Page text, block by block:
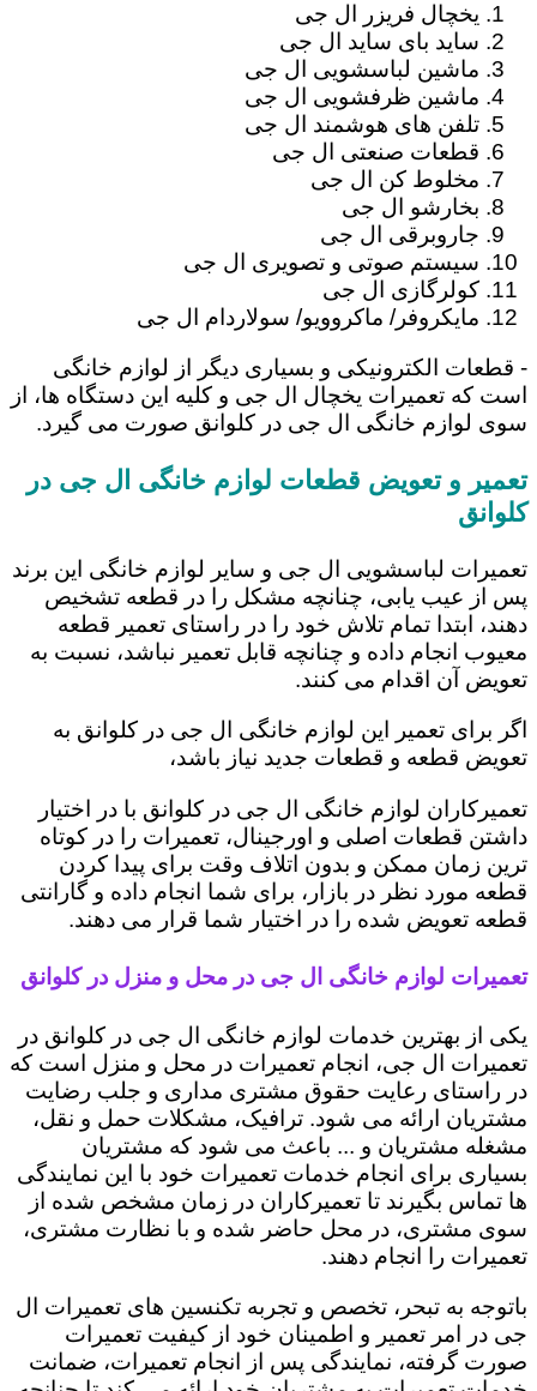
یخچال فریزر ال جی
ساید بای ساید ال جی
ماشین لباسشویی ال جی
ماشین ظرفشویی ال جی
تلفن های هوشمند ال جی
قطعات صنعتی ال جی
مخلوط کن ال جی
بخارشو ال جی
جاروبرقی ال جی
سیستم صوتی و تصویری ال جی
کولرگازی ال جی
مایکروفر/ ماکروویو/ سولاردام ال جی
- قطعات الکترونیکی و بسیاری دیگر از لوازم خانگی
است که تعمیرات یخچال ال جی و کلیه این دستگاه ها، از
سوی لوازم خانگی ال جی در کلوانق صورت می گیرد.
تعمیر و تعویض قطعات لوازم خانگی ال جی در
کلوانق
تعمیرات لباسشویی ال جی و سایر لوازم خانگی این برند
پس از عیب یابی، چنانچه مشکل را در قطعه تشخیص
دهند، ابتدا تمام تلاش خود را در راستای تعمیر قطعه
معیوب انجام داده و چنانچه قابل تعمیر نباشد، نسبت به
تعویض آن اقدام می کنند.
اگر برای تعمیر این لوازم خانگی ال جی در کلوانق به
تعویض قطعه و قطعات جدید نیاز باشد،
تعمیرکاران لوازم خانگی ال جی در کلوانق با در اختیار
داشتن قطعات اصلی و اورجینال، تعمیرات را در کوتاه
ترین زمان ممکن و بدون اتلاف وقت برای پیدا کردن
قطعه مورد نظر در بازار، برای شما انجام داده و گارانتی
قطعه تعویض شده را در اختیار شما قرار می دهند.
تعمیرات لوازم خانگی ال جی در محل و منزل در کلوانق
یکی از بهترین خدمات لوازم خانگی ال جی در کلوانق در
تعمیرات ال جی، انجام تعمیرات در محل و منزل است که
در راستای رعایت حقوق مشتری مداری و جلب رضایت
مشتریان ارائه می شود. ترافیک، مشکلات حمل و نقل،
مشغله مشتریان و ... باعث می شود که مشتریان
بسیاری برای انجام خدمات تعمیرات خود با این نمایندگی
ها تماس بگیرند تا تعمیرکاران در زمان مشخص شده از
سوی مشتری، در محل حاضر شده و با نظارت مشتری،
تعمیرات را انجام دهند.
باتوجه به تبحر، تخصص و تجربه تکنسین های تعمیرات ال
جی در امر تعمیر و اطمینان خود از کیفیت تعمیرات
صورت گرفته، نمایندگی پس از انجام تعمیرات، ضمانت